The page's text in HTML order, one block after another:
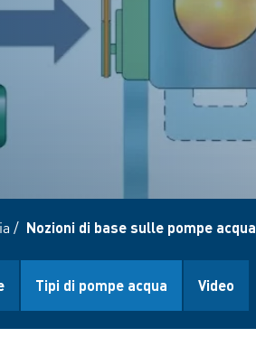
/ Nozioni di base sulle pompe acqua
Tipi di pompe acqua Video